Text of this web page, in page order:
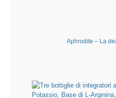
Aphrodite – La